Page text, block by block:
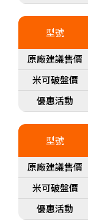
型號
原廠建議售價
米可破盤價
優惠活動
型號
原廠建議售價
米可破盤價
優惠活動